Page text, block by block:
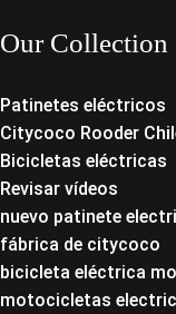
Our Collection
Patinetes eléctricos
Citycoco Rooder
Bicicletas eléctricas
Revisar vídeos
nuevo patinete
fábrica de citycoco
bicicleta eléctrica
motocicletas